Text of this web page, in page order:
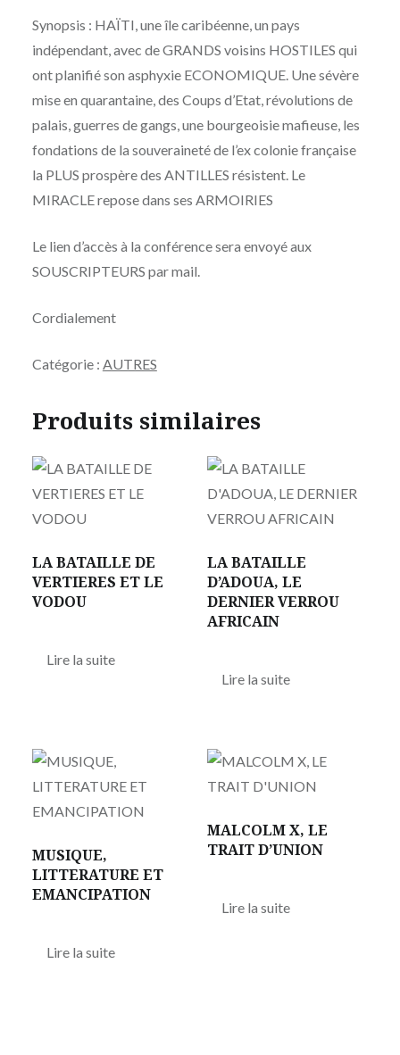
Synopsis : HAÏTI, une île caribéenne, un pays
indépendant, avec de GRANDS voisins HOSTILES qui
ont planifié son asphyxie ECONOMIQUE. Une sévère
mise en quarantaine, des Coups d’Etat, révolutions de
palais, guerres de gangs, une bourgeoisie mafieuse, les
fondations de la souveraineté de l’ex colonie française
la PLUS prospère des ANTILLES résistent. Le
MIRACLE repose dans ses ARMOIRIES
Le lien d’accès à la conférence sera envoyé aux
SOUSCRIPTEURS par mail.
Cordialement
Catégorie : AUTRES
Produits similaires
LA BATAILLE DE
VERTIERES ET LE
VODOU
Lire la suite
LA BATAILLE
D’ADOUA, LE
DERNIER VERROU
AFRICAIN
Lire la suite
MUSIQUE,
LITTERATURE ET
EMANCIPATION
Lire la suite
MALCOLM X, LE
TRAIT D’UNION
Lire la suite